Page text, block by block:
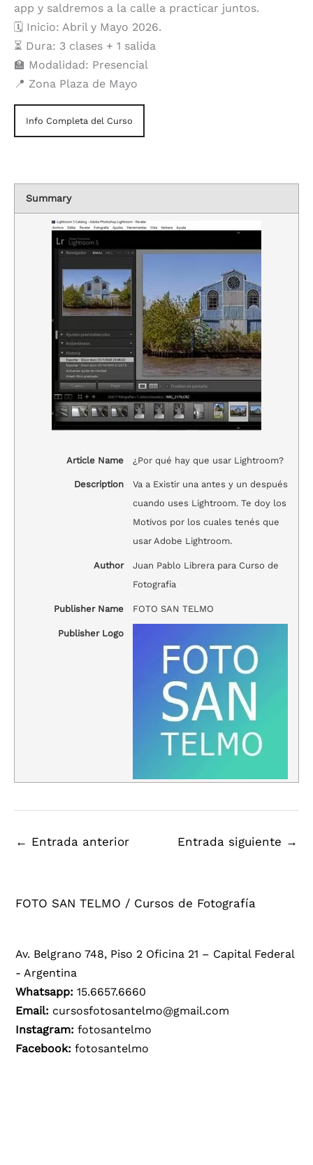
app y saldremos a la calle a practicar juntos.
🗓️ Inicio: Abril y Mayo 2026.
⏳ Dura: 3 clases + 1 salida
🏫 Modalidad: Presencial
📍 Zona Plaza de Mayo
Info Completa del Curso
Summary
Article Name ¿Por qué hay que usar Lightroom?
Description
Va a Existir una antes y un después
cuando uses Lightroom. Te doy los
Motivos por los cuales tenés que
usar Adobe Lightroom.
Author
Juan Pablo Librera para Curso de
Fotografía
Publisher Name FOTO SAN TELMO
Publisher Logo
← Entrada anterior Entrada siguiente →
FOTO SAN TELMO / Cursos de Fotografía
Av. Belgrano 748, Piso 2 Oficina 21 – Capital Federal
- Argentina
Whatsapp:15.6657.6660
Email: cursosfotosantelmo@gmail.com
Instagram: fotosantelmo
Facebook: fotosantelmo